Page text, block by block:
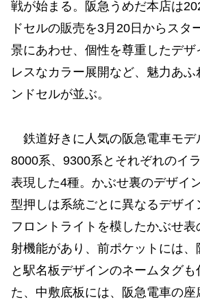
戦が始まる。阪急うめだ本店は
ドセルの販売を3月20日からスタ
景にあわせ、個性を尊重したデザ
レスなカラー展開など、魅力あふ
ンドセルが並ぶ。
鉄道好きに人気の阪急電車モデ
8000系、9300系とそれぞれのイ
表現した4種。かぶせ裏のデザイ
型押しは系統ごとに異なるデザ
フロントライトを模したかぶせ表
射機能があり、前ポケットには、
と駅名板デザインのネームタグも
た、中敷底板には、阪急電車の